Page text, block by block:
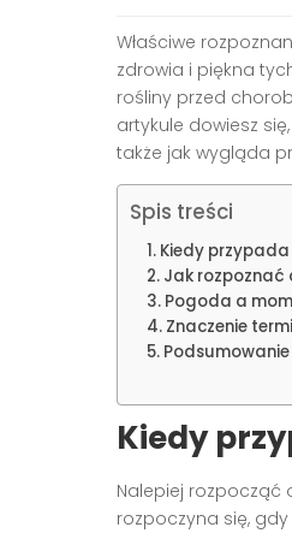
Właściwe
zdrowia i piękna
rośliny przed
artykule dowiesz
także jak wygląda
Spis treści
Kiedy
Jak rozpoznać
Pogoda a
Znaczenie
Kiedy
Nalepiej rozpocząć
rozpoczyna się,